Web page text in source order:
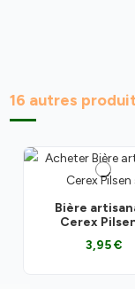
16 autres
Bière
Cerex
3,95 €